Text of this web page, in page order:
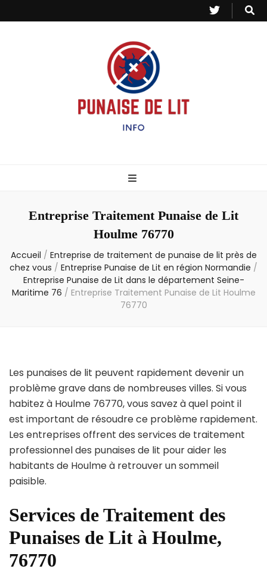
– Info
Entreprise Traitement Punaise de Lit
Houlme 76770
Accueil / Entreprise de traitement de punaise de lit près de
chez vous / Entreprise Punaise de Lit en région Normandie /
Entreprise Punaise de Lit dans le département Seine-
Maritime 76 / Entreprise Traitement Punaise de Lit Houlme
76770
Les punaises de lit peuvent rapidement devenir un
problème grave dans de nombreuses villes. Si vous
habitez à Houlme 76770, vous savez à quel point il
est important de résoudre ce problème rapidement.
Les entreprises offrent des services de traitement
professionnel des punaises de lit pour aider les
habitants de Houlme à retrouver un sommeil
paisible.
Services de Traitement des
Punaises de Lit à Houlme,
76770